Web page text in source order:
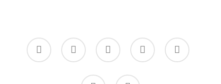
facebook
google-
plus
instagram whatsapp tiktok
phone email